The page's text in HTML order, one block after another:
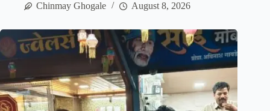
Chinmay Ghogale
August 8, 2026